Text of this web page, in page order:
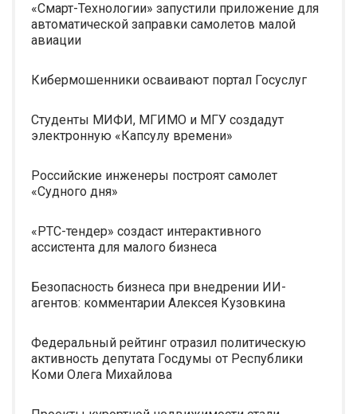
«Смарт-Технологии» запустили приложение для
автоматической заправки самолетов малой
авиации
Кибермошенники осваивают портал Госуслуг
Студенты МИФИ, МГИМО и МГУ создадут
электронную «Капсулу времени»
Российские инженеры построят самолет
«Судного дня»
«РТС-тендер» создаст интерактивного
ассистента для малого бизнеса
Безопасность бизнеса при внедрении ИИ-
агентов: комментарии Алексея Кузовкина
Федеральный рейтинг отразил политическую
активность депутата Госдумы от Республики
Коми Олега Михайлова